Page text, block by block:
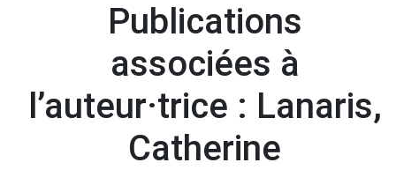
Publications
associées à
l’auteur·trice : Lanaris,
Catherine